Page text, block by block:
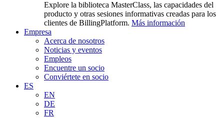
Explore la biblioteca MasterClass, las capacidades del
producto y otras sesiones informativas creadas para los
clientes de BillingPlatform. Más información
Empresa
Acerca de nosotros
Noticias y eventos
Empleos
Encuentre un socio
Conviértete en socio
ES
EN
DE
FR